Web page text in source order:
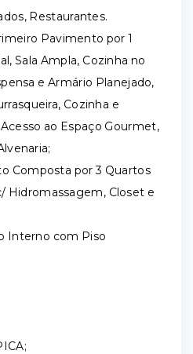
Restaurantes.
Pavimento por 1
Sala Ampla, Cozinha no
e Armário Planejado,
Cozinha e
ao Espaço Gourmet,
Composta por 3 Quartos
Hidromassagem, Closet e
Interno com Piso